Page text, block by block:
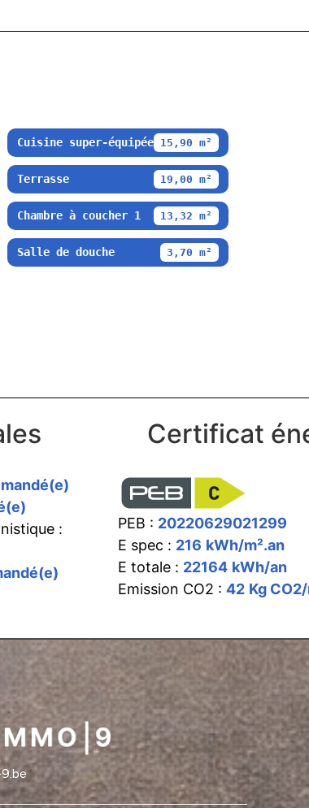
Cuisine super-équipée 15,90 m²
Terrasse 19,00 m²
Chambre à coucher 1 13,32 m²
Salle de douche 3,70 m²
:
Certificat
PEB : 20220629021299
E spec : 216 kWh/m².an
E totale : 22164 kWh/an
Emission CO2 : 42 Kg